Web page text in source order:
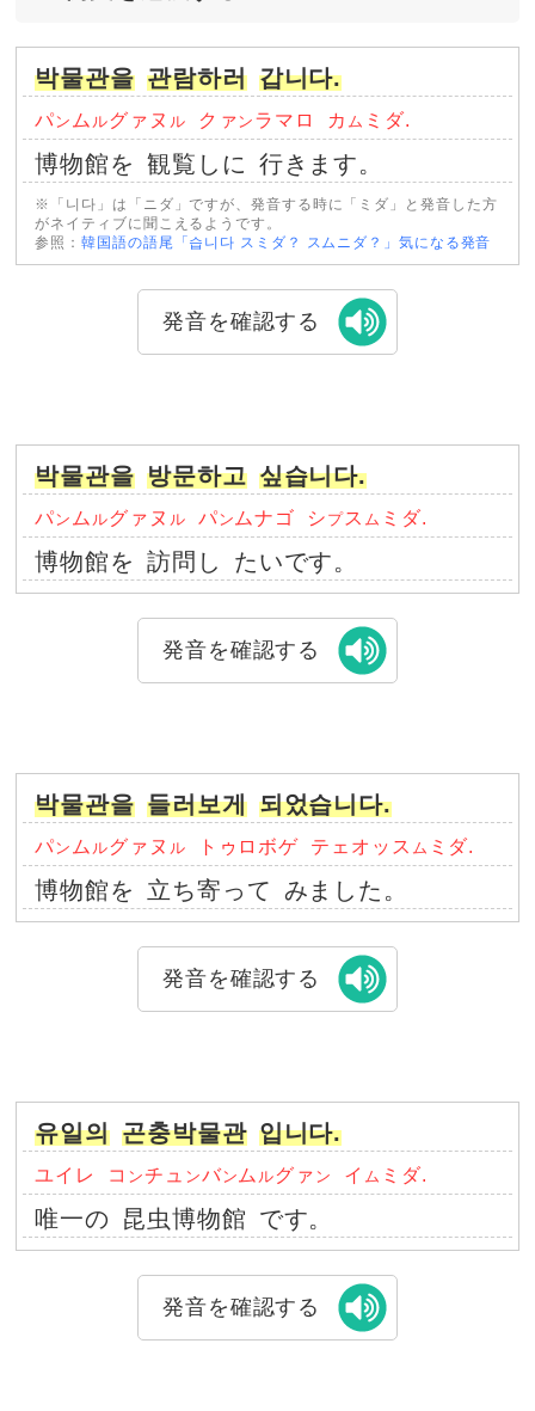
박물관을 관람하러 갑니다.
パン ム ルグァヌ ル クァン ラマロ カ ム ミダ.
博物館を 観覧しに 行きます。
※「니다」は「ニダ」ですが、発音する時に「ミダ」と発音した方
がネイティブに聞こえるようです。
参照：韓国語の語尾「습니다 スミダ？ スムニダ？」気になる発音
発音を確認する
박물관을 방문하고 싶습니다.
パン ム ルグァヌ ル パン ムナゴ シ プス ム ミダ.
博物館を 訪問し たいです。
発音を確認する
박물관을 들러보게 되었습니다.
パン ム ルグァヌ ル トゥロボゲ テェオッス ム ミダ.
博物館を 立ち寄って みました。
発音を確認する
유일의 곤충박물관 입니다.
ユイレ コ ンチュ ンバン ム ルグァ ン イ ム ミダ.
唯一の 昆虫博物館 です。
発音を確認する